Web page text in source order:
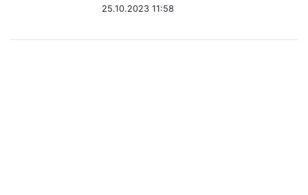
25.10.2023 11:58